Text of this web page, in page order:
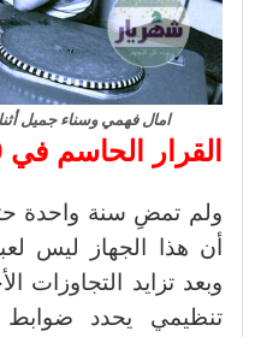
امال فهمي وسناء جميل
القرار الحاسم في 29 مايو 1934
ولم تمضِ سنة واحدة
وبعد تزايد التجاوزات
تنظيمي يحدد ضوابط